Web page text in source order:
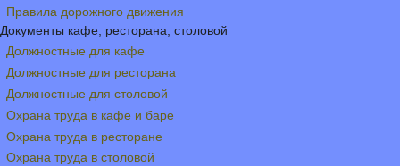
Правила дорожного движения
Документы кафе, ресторана, столовой
Должностные для кафе
Должностные для ресторана
Должностные для столовой
Охрана труда в кафе и баре
Охрана труда в ресторане
Охрана труда в столовой